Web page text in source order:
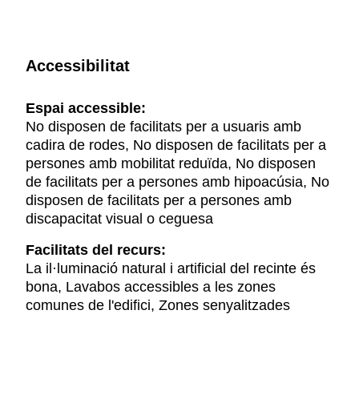
Accessibilitat
Espai accessible:
No disposen de facilitats per a usuaris amb
cadira de rodes, No disposen de facilitats per a
persones amb mobilitat reduïda, No disposen
de facilitats per a persones amb hipoacúsia, No
disposen de facilitats per a persones amb
discapacitat visual o ceguesa
Facilitats del recurs:
La il·luminació natural i artificial del recinte és
bona, Lavabos accessibles a les zones
comunes de l'edifici, Zones senyalitzades